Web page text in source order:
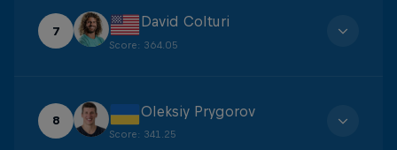
7
David Colturi
Score: 364.05
8
Oleksiy Prygorov
Score: 341.25